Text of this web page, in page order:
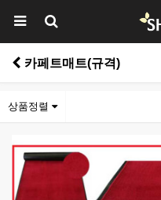
카페트매트(규격)
상품정렬